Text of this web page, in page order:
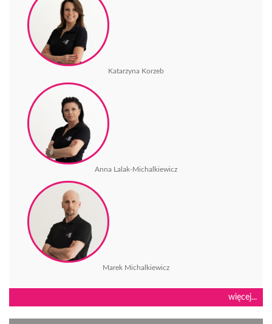
Katarzyna Korzeb
Anna Lalak-Michalkiewicz
Marek Michalkiewicz
więcej...